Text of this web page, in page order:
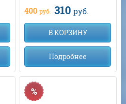
400руб. 310 руб.
В КОРЗИНУ
Подробнее
%